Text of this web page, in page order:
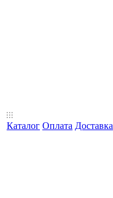
Каталог Оплата Доставка